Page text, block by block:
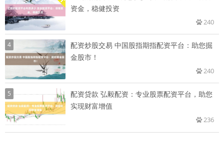
资金，稳健投资
240
4
配资炒股交易 中国股指期指配资平台：助您掘
金股市！
240
5
配资贷款 弘毅配资：专业股票配资平台，助您
实现财富增值
236